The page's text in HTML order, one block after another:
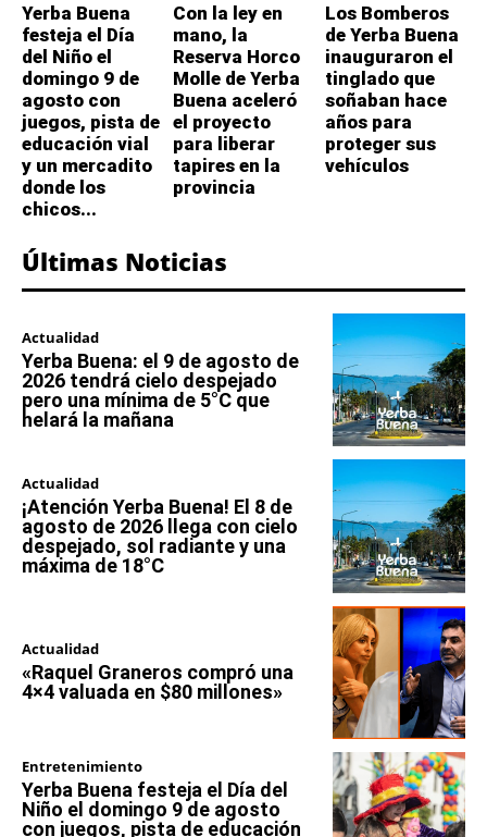
Yerba Buena
festeja el Día
del Niño el
domingo 9 de
agosto con
juegos, pista de
educación vial
y un mercadito
donde los
chicos...
Con la ley en
mano, la
Reserva Horco
Molle de Yerba
Buena aceleró
el proyecto
para liberar
tapires en la
provincia
Los Bomberos
de Yerba Buena
inauguraron el
tinglado que
soñaban hace
años para
proteger sus
vehículos
Últimas Noticias
Actualidad
Yerba Buena: el 9 de agosto de
2026 tendrá cielo despejado
pero una mínima de 5°C que
helará la mañana
Actualidad
¡Atención Yerba Buena! El 8 de
agosto de 2026 llega con cielo
despejado, sol radiante y una
máxima de 18°C
Actualidad
«Raquel Graneros compró una
4×4 valuada en $80 millones»
Entretenimiento
Yerba Buena festeja el Día del
Niño el domingo 9 de agosto
con juegos, pista de educación